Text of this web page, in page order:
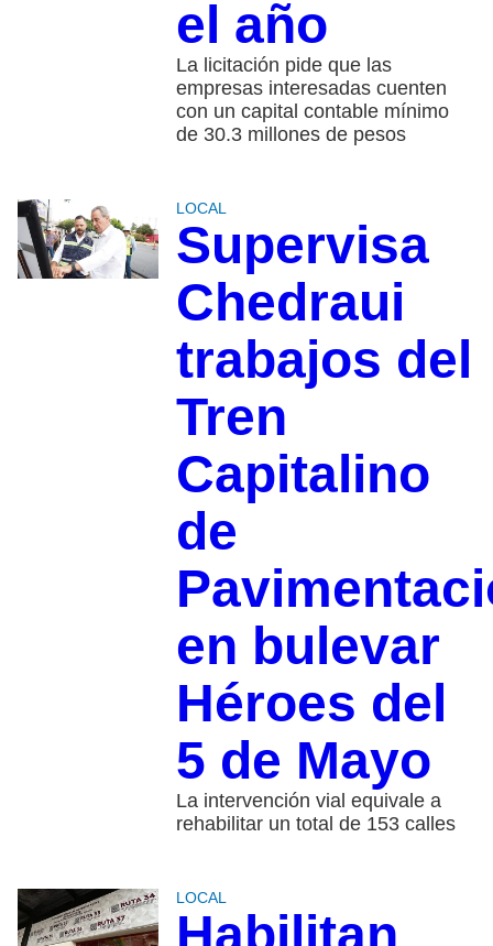
el año
La licitación pide que las
empresas interesadas cuenten
con un capital contable mínimo
de 30.3 millones de pesos
LOCAL
Supervisa
Chedraui
trabajos del
Tren
Capitalino
de
en bulevar
Héroes del
5 de Mayo
La intervención vial equivale a
rehabilitar un total de 153 calles
LOCAL
Habilitan